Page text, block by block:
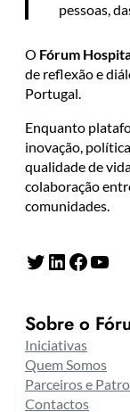
pessoas,
O Fórum
de reflexão e
Portugal.
Enquanto
inovação,
qualidade de
colaboração
comunidades.
Twitter LinkedIn Facebook YouTube
Sobre o
Iniciativas
Quem Somos
Parceiros e
Contactos